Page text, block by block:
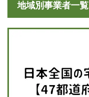
地域別事業者一覧